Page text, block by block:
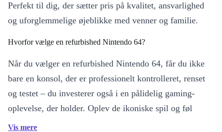
Perfekt til dig, der sætter pris på kvalitet, ansvarlighed
og uforglemmelige øjeblikke med venner og familie.
Hvorfor vælge en refurbished Nintendo 64?
Når du vælger en refurbished Nintendo 64, får du ikke
bare en konsol, der er professionelt kontrolleret, renset
og testet – du investerer også i en pålidelig gaming-
oplevelse, der holder. Oplev de ikoniske spil og føl
glæden ved retrospil uden bekymringer.
Vis mere